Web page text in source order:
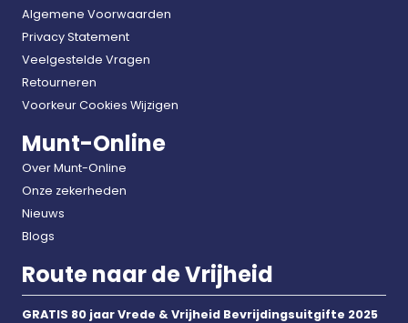
Algemene Voorwaarden
Privacy Statement
Veelgestelde Vragen
Retourneren
Voorkeur Cookies Wijzigen
Munt-Online
Over Munt-Online
Onze zekerheden
Nieuws
Blogs
Route naar de Vrijheid
GRATIS 80 jaar Vrede & Vrijheid Bevrijdingsuitgifte 2025